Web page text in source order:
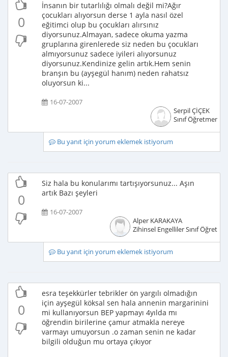
0
İnsanın bir tutarlılığı olmalı değil mi?Ağır
çocukları alıyorsun derse 1 ayla nasıl özel
eğitimci olup bu çocukları alırsınız
diyorsunuz.Almayan, sadece okuma yazma
gruplarına girenlerede siz neden bu çocukları
almıyorsunuz sadece iyileri alıyorsunuz
diyorsunuz.Kendinize gelin artık.Hem senin
branşın bu (ayşegül hanım) neden rahatsız
oluyorsun ki...
16-07-2007
Serpil ÇİÇEK
Sınıf Öğretmeni
Bu yanıt için yorum eklemek istiyorum
0
Siz hala bu konularımı tartışıyorsunuz... Aşın
artık Bazı şeyleri
16-07-2007
Alper KARAKAYA
Zihinsel Engelliler Sınıf
Bu yanıt için yorum eklemek istiyorum
0
esra teşekkürler tebrikler ön yargılı olmadığın
için ayşegül köksal sen hala annenin margarinini
mi kullanıyorsun BEP yapmayı 4yılda mı
öğrendin birilerine çamur atmakla nereye
varmayı umuyorsun .o zaman senin ne kadar
bilgili olduğun mu ortaya çıkıyor